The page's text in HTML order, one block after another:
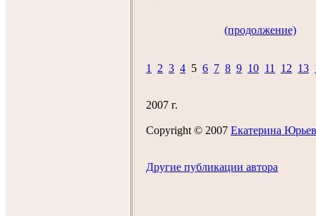
(продолжение)
1 2 3 4 5 6 7 8 9 10 11 12 13
2007 г.
Copyright © 2007 Екатеринa
Другие публикации автора